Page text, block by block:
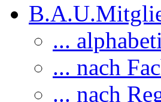
...
... nach
... nach